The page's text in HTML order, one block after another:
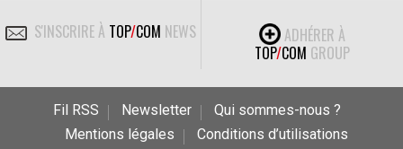
S'INSCRIRE À TOP/COM NEWS
ADHÉRER À
TOP/COM GROUP
Fil RSS Newsletter
Qui sommes-nous ?
Mentions légales
Conditions d’utilisations